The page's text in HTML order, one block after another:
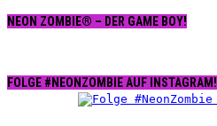
NEON ZOMBIE® – DER GAME BOY!
FOLGE #NEONZOMBIE AUF INSTAGRAM!